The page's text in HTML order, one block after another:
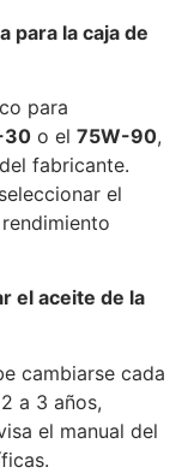
para la caja de
para
30 o el 75W-90,
fabricante.
el
el aceite de la
cambiarse cada
a 3 años,
el manual del